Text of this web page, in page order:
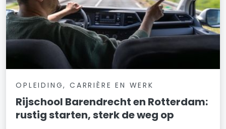
OPLEIDING, CARRIÈRE EN WERK
Rijschool Barendrecht en Rotterdam:
rustig starten, sterk de weg op